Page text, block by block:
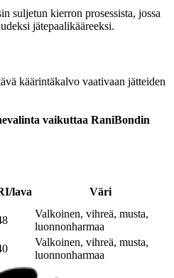
suljetun kierron prosessista, jossa
jätepaalikääreeksi.
käärintäkalvo vaativaan jätteiden
vaikuttaa RaniBondin
lava Väri
Valkoinen, vihreä, musta,
luonnonharmaa
Valkoinen, vihreä, musta,
luonnonharmaa